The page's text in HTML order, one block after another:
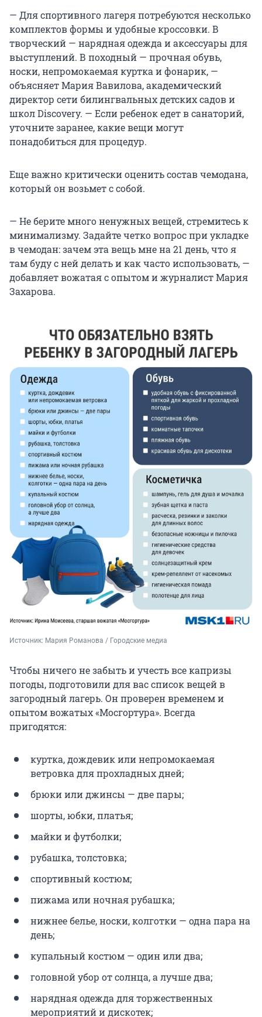
— Для спортивного лагеря потребуются несколько
комплектов формы и удобные кроссовки. В
творческий — нарядная одежда и аксессуары для
выступлений. В походный — прочная обувь,
носки, непромокаемая куртка и фонарик, —
объясняет Мария Вавилова, академический
директор сети билингвальных детских садов и
школ Discovery. — Если ребенок едет в санаторий,
уточните заранее, какие вещи могут
понадобиться для процедур.
Еще важно критически оценить состав чемодана,
который он возьмет с собой.
— Не берите много ненужных вещей, стремитесь к
минимализму. Задайте четко вопрос при укладке
в чемодан: зачем эта вещь мне на 21 день, что я
там буду с ней делать и как часто использовать, —
добавляет вожатая с опытом и журналист Мария
Захарова.
Источник: Мария Романова / Городские медиа
Чтобы ничего не забыть и учесть все капризы
погоды, подготовили для вас список вещей в
загородный лагерь. Он проверен временем и
опытом вожатых «Мосгортура». Всегда
пригодятся:
куртка, дождевик или непромокаемая
ветровка для прохладных дней;
брюки или джинсы — две пары;
шорты, юбки, платья;
майки и футболки;
рубашка, толстовка;
спортивный костюм;
пижама или ночная рубашка;
нижнее белье, носки, колготки — одна пара на
день;
купальный костюм — один или два;
головной убор от солнца, а лучше два;
нарядная одежда для торжественных
мероприятий и дискотек;